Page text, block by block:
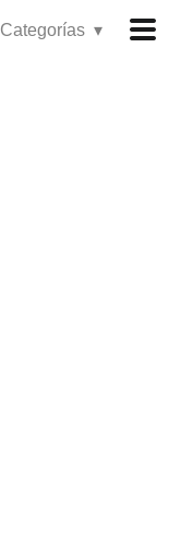
Categorías ▾